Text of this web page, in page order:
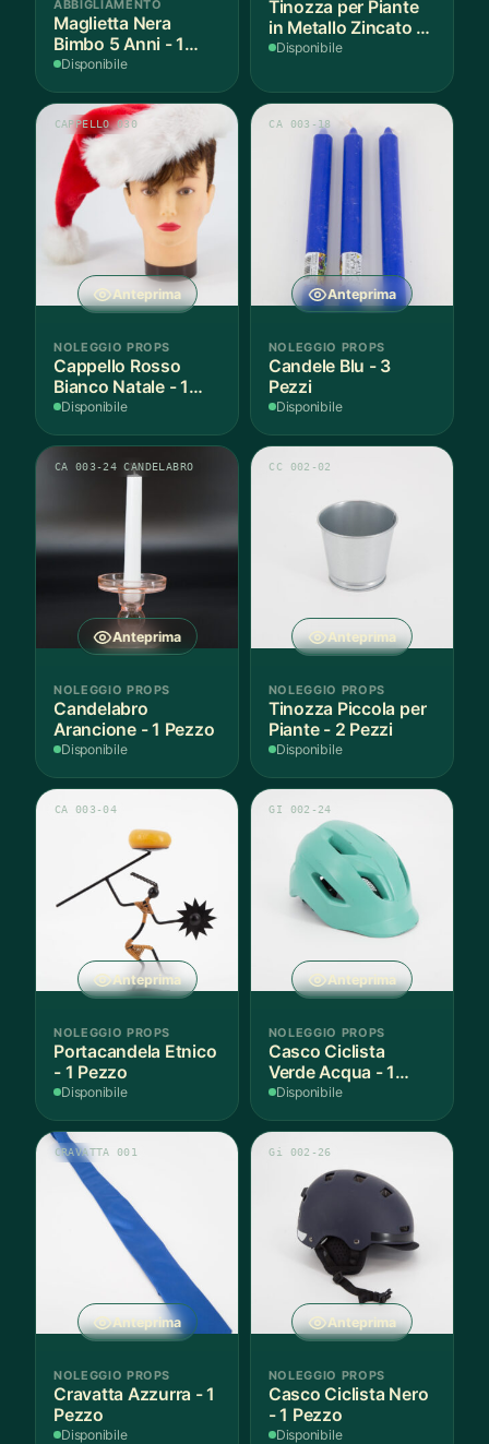
ABBIGLIAMENTO
Maglietta Nera
Bimbo 5 Anni - 1
Pezzo
Disponibile
Tinozza per Piante
in Metallo Zincato -
3 Pezzi
Disponibile
Anteprima
CAPPELLO 030
NOLEGGIO PROPS
Cappello Rosso
Bianco Natale - 1
Pezzo
Disponibile
Anteprima
CA 003-18
NOLEGGIO PROPS
Candele Blu - 3
Pezzi
Disponibile
Anteprima
CA 003-24 CANDELABRO
NOLEGGIO PROPS
Candelabro
Arancione - 1 Pezzo
Disponibile
Anteprima
CC 002-02
NOLEGGIO PROPS
Tinozza Piccola per
Piante - 2 Pezzi
Disponibile
Anteprima
CA 003-04
NOLEGGIO PROPS
Portacandela Etnico
- 1 Pezzo
Disponibile
Anteprima
GI 002-24
NOLEGGIO PROPS
Casco Ciclista
Verde Acqua - 1
Pezzo
Disponibile
Anteprima
CRAVATTA 001
NOLEGGIO PROPS
Cravatta Azzurra - 1
Pezzo
Disponibile
Anteprima
Gi 002-26
NOLEGGIO PROPS
Casco Ciclista Nero
- 1 Pezzo
Disponibile